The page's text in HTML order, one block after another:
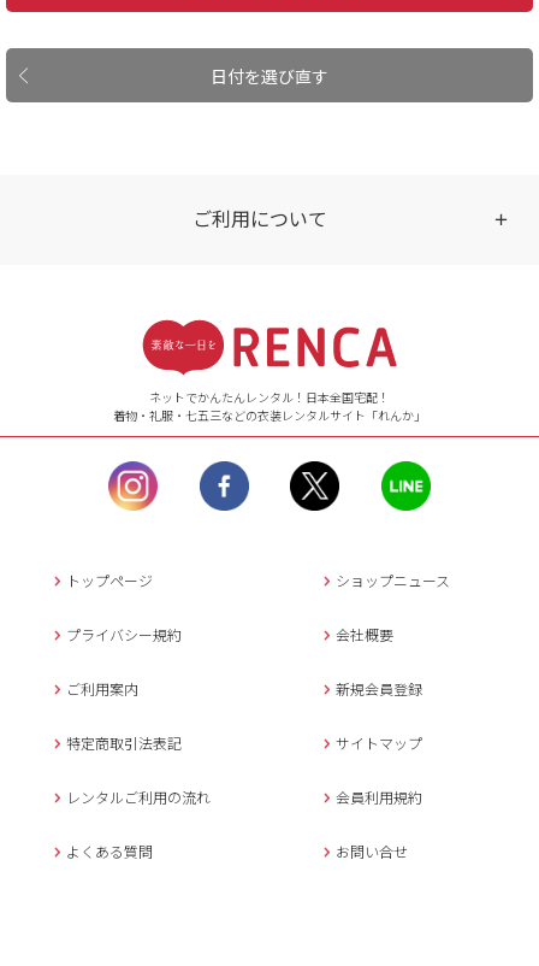
日付を選び直す
ご利用について
【ご注文（インターネット）】
24時間年中無休
【お問い合わせ窓口（メー
ル）】10:00~17:00
土曜日、日曜日、臨
時休業日を除く。
営業時間外にいただ
返信させていただきま
年末年始、大型連休
メールでのお問い合わせ
ネットでかんたんレンタル！日本全国宅配！
着物・礼服・七五三などの衣装レンタルサイト「れんか」
トップページ ショップニュース
プライバシー規約 会社概要
ご利用案内 新規会員登録
特定商取引法表記 サイトマップ
レンタルご利用の流れ 会員利用規約
よくある質問 お問い合せ